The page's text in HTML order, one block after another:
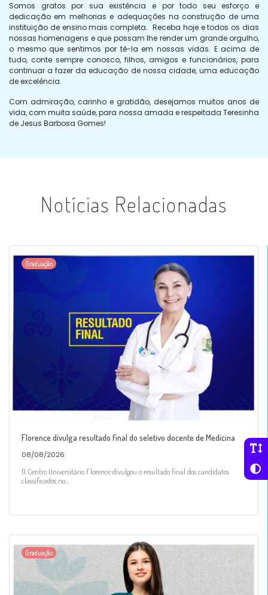
Somos gratos por sua existência e por todo seu esforço e
dedicação em melhorias e adequações na construção de uma
instituição de ensino mais completa. Receba hoje e todos os dias
nossas homenagens e que possam lhe render um grande orgulho,
o mesmo que sentimos por tê-la em nossas vidas. E acima de
tudo, conte sempre conosco, filhos, amigos e funcionários, para
continuar a fazer da educação de nossa cidade, uma educação
de excelência.
Com admiração, carinho e gratidão, desejamos muitos anos de
vida, com muita saúde, para nossa amada e respeitada Teresinha
de Jesus Barbosa Gomes!
Notícias Relacionadas
Graduação
Florence divulga resultado final do seletivo docente de Medicina
08/08/2026
O Centro Universitário Florence divulgou o resultado final dos candidatos
classificados no...
Graduação